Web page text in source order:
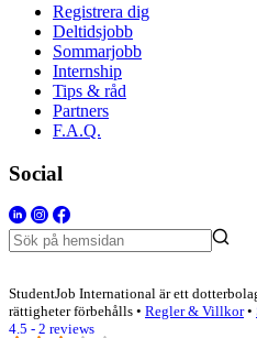
Registrera dig
Deltidsjobb
Sommarjobb
Internship
Tips & råd
Partners
F.A.Q.
Social
StudentJob International är ett
rättigheter förbehålls • Regler & Villkor•
4.5 - 2 reviews